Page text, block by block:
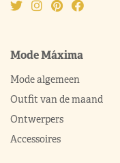
Mode Máxima
Mode algemeen
Outfit van de maand
Ontwerpers
Accessoires